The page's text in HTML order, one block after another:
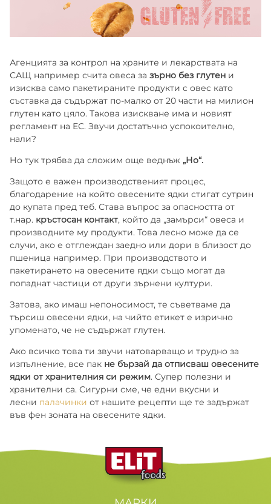
Агенцията за контрол на храните и лекарствата на
САЩ например счита овеса за зърно без глутен и
изисква само пакетираните продукти с овес като
съставка да съдържат по-малко от 20 части на милион
глутен като цяло. Такова изискване има и новият
регламент на ЕС. Звучи достатъчно успокоително,
нали?
Но тук трябва да сложим още веднъж „Но“.
Защото е важен производственият процес,
благодарение на който овесените ядки стигат сутрин
до купата пред теб. Става въпрос за опасността от
т.нар. кръстосан контакт, който да „замърси“ овеса и
производните му продукти. Това лесно може да се
случи, ако е отглеждан заедно или дори в близост до
пшеница например. При производството и
пакетирането на овесените ядки също могат да
попаднат частици от други зърнени култури.
Затова, ако имаш непоносимост, те съветваме да
търсиш овесени ядки, на чийто етикет е изрично
упоменато, че не съдържат глутен.
Ако всичко това ти звучи натоварващо и трудно за
изпълнение, все пак не бързай да отписваш овесените
ядки от хранителния си режим. Супер полезни и
хранителни са. Сигурни сме, че едни вкусни и
лесни палачинки от нашите рецепти ще те задържат
във фен зоната на овесените ядки.